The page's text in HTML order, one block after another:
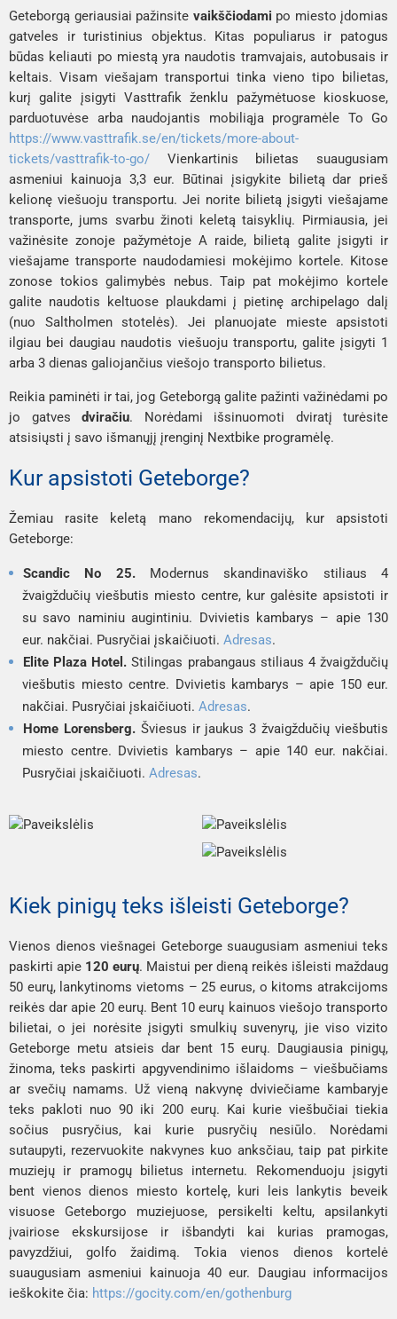
Geteborgą geriausiai pažinsite vaikščiodami po miesto įdomias
gatveles ir turistinius objektus. Kitas populiarus ir patogus
būdas keliauti po miestą yra naudotis tramvajais, autobusais ir
keltais. Visam viešajam transportui tinka vieno tipo bilietas,
kurį galite įsigyti Vasttrafik ženklu pažymėtuose kioskuose,
parduotuvėse arba naudojantis mobiliąja programėle To Go
https://www.vasttrafik.se/en/tickets/more-about-
tickets/vasttrafik-to-go/ Vienkartinis bilietas suaugusiam
asmeniui kainuoja 3,3 eur. Būtinai įsigykite bilietą dar prieš
kelionę viešuoju transportu. Jei norite bilietą įsigyti viešajame
transporte, jums svarbu žinoti keletą taisyklių. Pirmiausia, jei
važinėsite zonoje pažymėtoje A raide, bilietą galite įsigyti ir
viešajame transporte naudodamiesi mokėjimo kortele. Kitose
zonose tokios galimybės nebus. Taip pat mokėjimo kortele
galite naudotis keltuose plaukdami į pietinę archipelago dalį
(nuo Saltholmenstotelės). Jei planuojate mieste apsistoti
ilgiau bei daugiau naudotis viešuoju transportu, galite įsigyti 1
arba 3 dienas galiojančius viešojo transporto bilietus.
Reikia paminėti ir tai, jog Geteborgą galite pažinti važinėdami po
jo gatves dviračiu. Norėdami išsinuomoti dviratį turėsite
atsisiųsti į savo išmanųjį įrenginį Nextbike programėlę.
Kur apsistoti Geteborge?
Žemiau rasite keletą mano rekomendacijų, kur apsistoti
Geteborge:
Scandic No 25.Modernus skandinaviško stiliaus 4
žvaigždučių viešbutis miesto centre, kur galėsite apsistoti ir
su savo naminiu augintiniu. Dvivietis kambarys – apie 130
eur. nakčiai. Pusryčiai įskaičiuoti. Adresas.
Elite Plaza Hotel. Stilingas prabangaus stiliaus 4 žvaigždučių
viešbutis miesto centre. Dvivietis kambarys – apie 150 eur.
nakčiai. Pusryčiai įskaičiuoti. Adresas.
Home Lorensberg.Šviesus ir jaukus 3 žvaigždučių viešbutis
miesto centre. Dvivietis kambarys – apie 140 eur. nakčiai.
Pusryčiai įskaičiuoti. Adresas.
Kiek pinigų teks išleisti Geteborge?
Vienos dienos viešnagei Geteborge suaugusiam asmeniui teks
paskirti apie 120 eurų. Maistui per dieną reikės išleisti maždaug
50 eurų, lankytinoms vietoms – 25 eurus, o kitoms atrakcijoms
reikės dar apie 20 eurų. Bent 10 eurų kainuos viešojo transporto
bilietai, o jei norėsite įsigyti smulkių suvenyrų, jie viso vizito
Geteborge metu atsieis dar bent 15 eurų. Daugiausia pinigų,
žinoma, teks paskirti apgyvendinimo išlaidoms – viešbučiams
ar svečių namams. Už vieną nakvynę dviviečiame kambaryje
teks pakloti nuo 90 iki 200 eurų. Kai kurie viešbučiai tiekia
sočius pusryčius, kai kurie pusryčių nesiūlo. Norėdami
sutaupyti, rezervuokite nakvynes kuo anksčiau, taip pat pirkite
muziejų ir pramogų bilietus internetu. Rekomenduoju įsigyti
bent vienos dienos miesto kortelę, kuri leis lankytis beveik
visuose Geteborgo muziejuose, persikelti keltu, apsilankyti
įvairiose ekskursijose ir išbandyti kai kurias pramogas,
pavyzdžiui, golfo žaidimą. Tokia vienos dienos kortelė
suaugusiam asmeniui kainuoja 40 eur. Daugiau informacijos
ieškokite čia: https://gocity.com/en/gothenburg